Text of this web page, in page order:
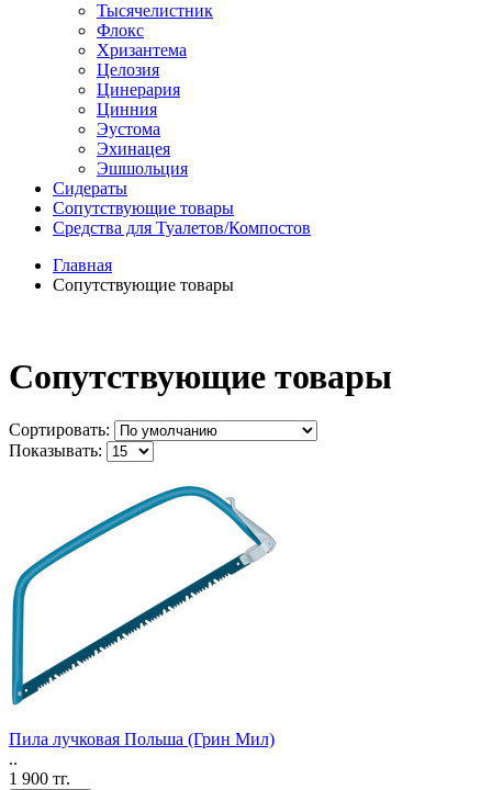
Тысячелистник
Флокс
Хризантема
Целозия
Цинерария
Цинния
Эустома
Эхинацея
Эшшольция
Сидераты
Сопутствующие товары
Средства для Туалетов/Компостов
Главная
Сопутствующие товары
Сопутствующие товары
Сортировать:
Показывать:
Пила лучковая Польша (Грин Мил)
..
1 900 тг.